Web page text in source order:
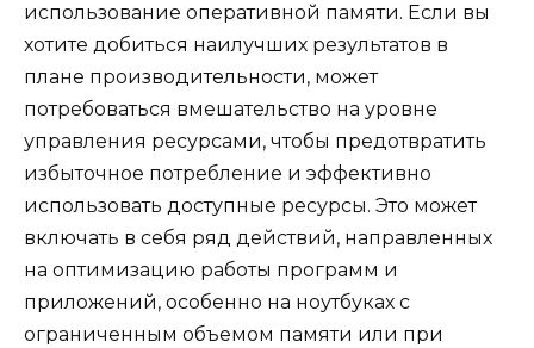
использование оперативной памяти. Если вы
хотите добиться наилучших результатов в
плане производительности, может
потребоваться вмешательство на уровне
управления ресурсами, чтобы предотвратить
избыточное потребление и эффективно
использовать доступные ресурсы. Это может
включать в себя ряд действий, направленных
на оптимизацию работы программ и
приложений, особенно на ноутбуках с
ограниченным объемом памяти или при